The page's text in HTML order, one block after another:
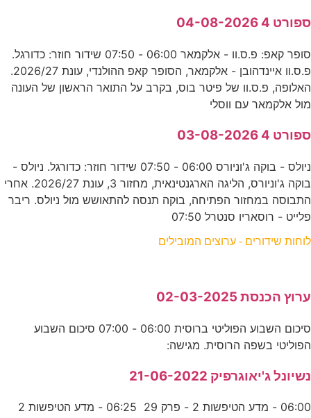
ספורט 4 04-08-2026
סופר קאפ: פ.ס.וו - אלקמאר 06:00 - 07:50 שידור חוזר: כדורגל.
פ.ס.וו איינדהובן - אלקמאר, הסופר קאפ ההולנדי, עונת 2026/27.
האלופה, פ.ס.וו של פיטר בוס, בקרב על התואר הראשון של העונה
מול אלקמאר עם ווסלי
ספורט 4 03-08-2026
ניולס - בוקה ג'וניורס 06:00 - 07:50 שידור חוזר: כדורגל. ניולס -
בוקה ג'וניורס, הליגה הארגנטינאית, מחזור 3, עונת 2026/27. אחרי
התבוסה במחזור הפתיחה, בוקה תנסה להתאושש מול ניולס. ריבר
פלייט - רוסאריו סנטרל 07:50
לוחות שידורים - ערוצים המובילים
ערוץ הכנסת 02-03-2025
סיכום השבוע הפוליטי ברוסית 06:00 - 07:00 סיכום השבוע
הפוליטי בשפה הרוסית. מגישה:
נשיונל ג'יאוגרפיק 21-06-2022
06:00 - מדע הטיפשות 2 - פרק 29 06:25 - מדע הטיפשות 2